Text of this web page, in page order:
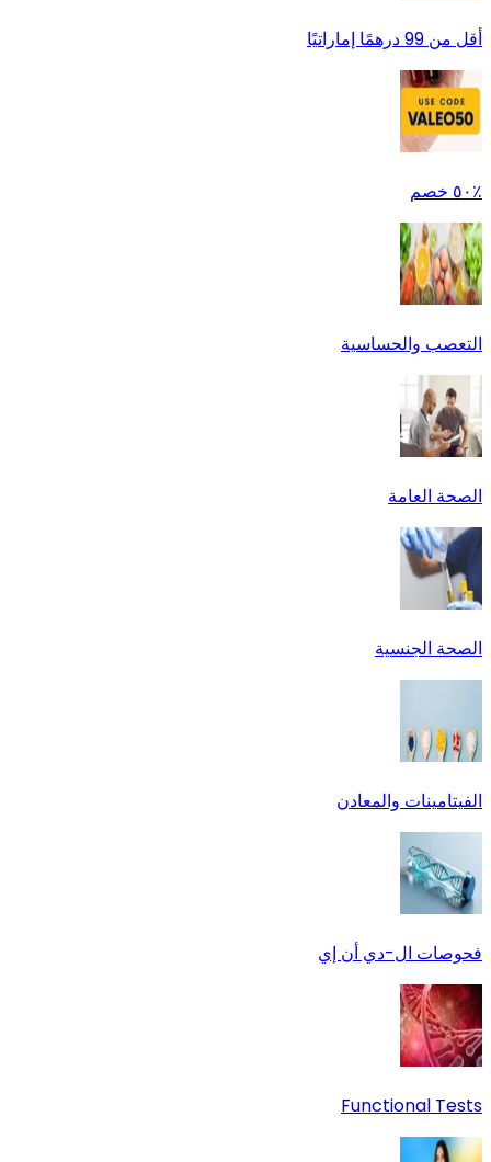
أقل من 99 درهمًا إماراتيًا
٪٥٠ خصم
التعصب والحساسية
الصحة العامة
الصحة الجنسية
الفيتامينات والمعادن
فحوصات ال-دي أن إي
Functional Tests